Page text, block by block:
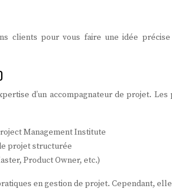
clients pour vous faire une idée précise
d’un accompagnateur de projet. Les
Management Institute
projet structurée
Product Owner, etc.)
en gestion de projet. Cependant,